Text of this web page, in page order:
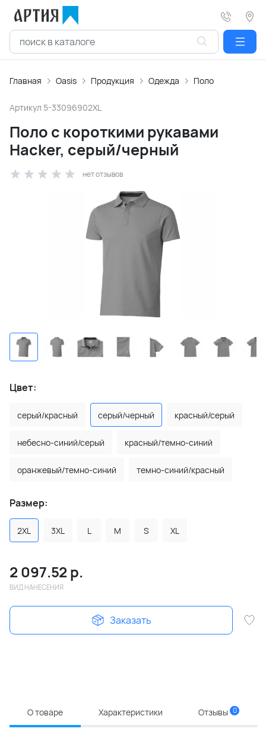
Главная Oasis Продукция Одежда Поло
Артикул 5-33096902XL
Поло с короткими рукавами
Hacker, серый/черный
нет отзывов
Цвет:
серый/красный серый/черный красный/серый
небесно-синий/серый красный/темно-синий
оранжевый/темно-синий темно-синий/красный
Размер:
2XL 3XL L M S XL
2 097.52 р.
ВИД НАНЕСЕНИЯ
Заказать
О товаре Характеристики Отзывы 0